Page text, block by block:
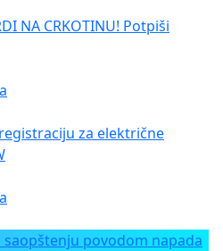
NA CRKOTINU! Potpiši
za električne
povodom napada